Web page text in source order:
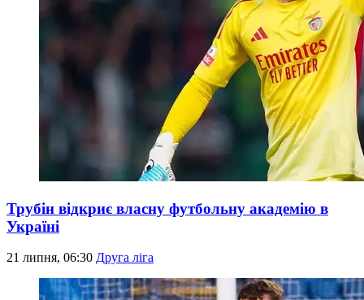
Трубін відкриє власну футбольну академію в
Україні
21 липня, 06:30 Друга ліга